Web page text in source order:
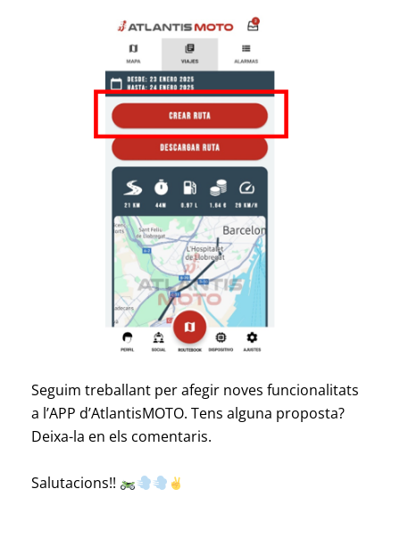
Seguim treballant per afegir noves funcionalitats
a l’APP d’AtlantisMOTO. Tens alguna proposta?
Deixa-la en els comentaris.
Salutacions!!